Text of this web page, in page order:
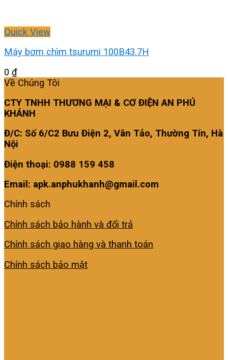
Quick View
Máy bơm chìm tsurumi 100B43.7H
0 ₫
Về Chúng Tôi
CTY TNHH THƯƠNG MẠI & CƠ ĐIỆN AN PHÚ
KHÁNH
Đ/C: Số 6/C2 Bưu Điện 2, Vân Tảo, Thường Tín, Hà
Nội
Điện thoại: 0988 159 458
Email: apk.anphukhanh@gmail.com
Chính sách
Chính sách bảo hành và đổi trả
Chính sách giao hàng và thanh toán
Chính sách bảo mật